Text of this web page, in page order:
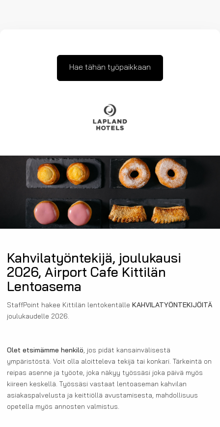
Hae tähän työpaikkaan
Kahvilatyöntekijä, joulukausi
2026, Airport Cafe Kittilän
Lentoasema
StaffPoint hakee Kittilän lentokentälle KAHVILATYÖNTEKIJÖITÄ
joulukaudelle 2026.
Olet etsimämme henkilö, jos pidät kansainvälisestä
ympäristöstä. Voit olla aloitteleva tekijä tai konkari. Tärkeintä on
reipas asenne ja työote, joka näkyy työssäsi joka päivä myös
kiireen keskellä. Työssäsi vastaat lentoaseman kahvilan
asiakaspalvelusta ja keittiöllä avustamisesta, mahdollisuus
opetella myös annosten valmistus.